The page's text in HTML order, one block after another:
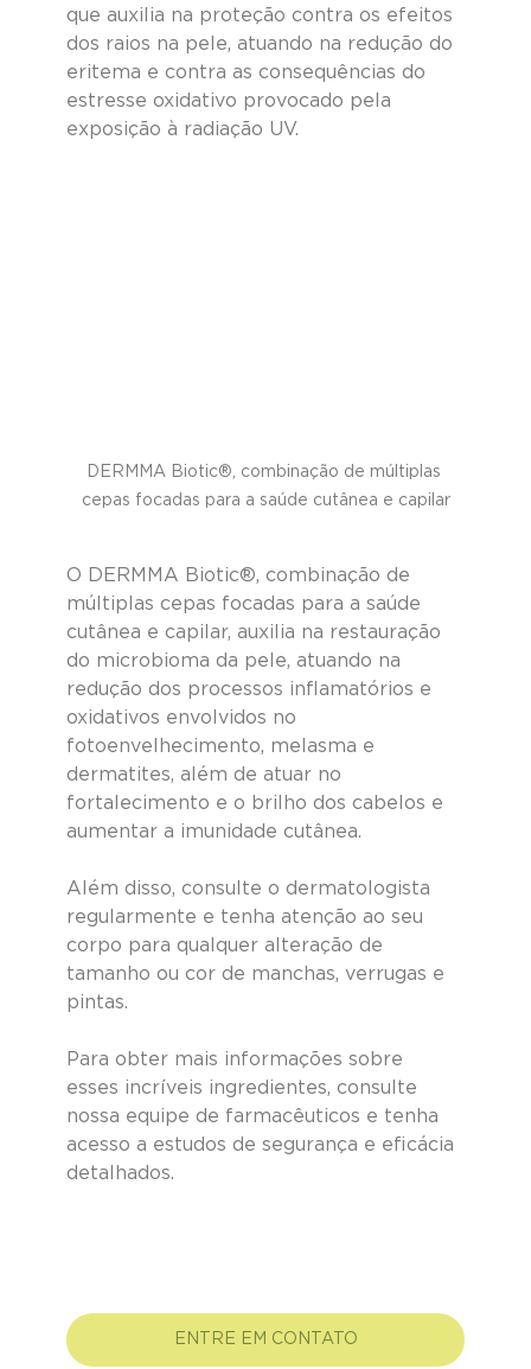
que auxilia na proteção contra os efeitos
dos raios na pele, atuando na redução do
eritema e contra as consequências do
estresse oxidativo provocado pela
exposição à radiação UV.
DERMMA Biotic®, combinação de múltiplas
cepas focadas para a saúde cutânea e capilar
O DERMMA Biotic®, combinação de
múltiplas cepas focadas para a saúde
cutânea e capilar, auxilia na restauração
do microbioma da pele, atuando na
redução dos processos inflamatórios e
oxidativos envolvidos no
fotoenvelhecimento, melasma e
dermatites, além de atuar no
fortalecimento e o brilho dos cabelos e
aumentar a imunidade cutânea.
Além disso, consulte o dermatologista
regularmente e tenha atenção ao seu
corpo para qualquer alteração de
tamanho ou cor de manchas, verrugas e
pintas.
Para obter mais informações sobre
esses incríveis ingredientes, consulte
nossa equipe de farmacêuticos e tenha
acesso a estudos de segurança e eficácia
detalhados.
ENTRE EM CONTATO